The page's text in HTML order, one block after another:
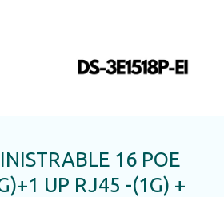
16 POE
UP RJ45 -(1G) +